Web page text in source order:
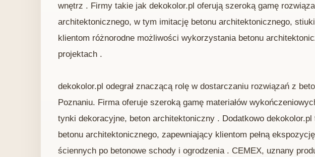
wnętrz . Firmy takie jak dekokolor.pl oferują szeroką gamę
architektonicznego, w tym imitację betonu architektonicznego,
klientom różnorodne możliwości wykorzystania betonu
projektach .
dekokolor.pl odegrał znaczącą rolę w dostarczaniu rozwiązań z
Poznaniu. Firma oferuje szeroką gamę materiałów
tynki dekoracyjne, beton architektoniczny . Dodatkowo dekokolor.pl
betonu architektonicznego, zapewniający klientom pełną
ściennych po betonowe schody i ogrodzenia . CEMEX, uznany